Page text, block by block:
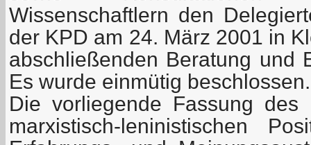
Wissenschaftlern den
der KPD am 24. März 2001 in
abschließenden Beratung und
Es wurde einmütig beschlossen.
Die vorliegende Fassung des
marxistisch-leninistischen